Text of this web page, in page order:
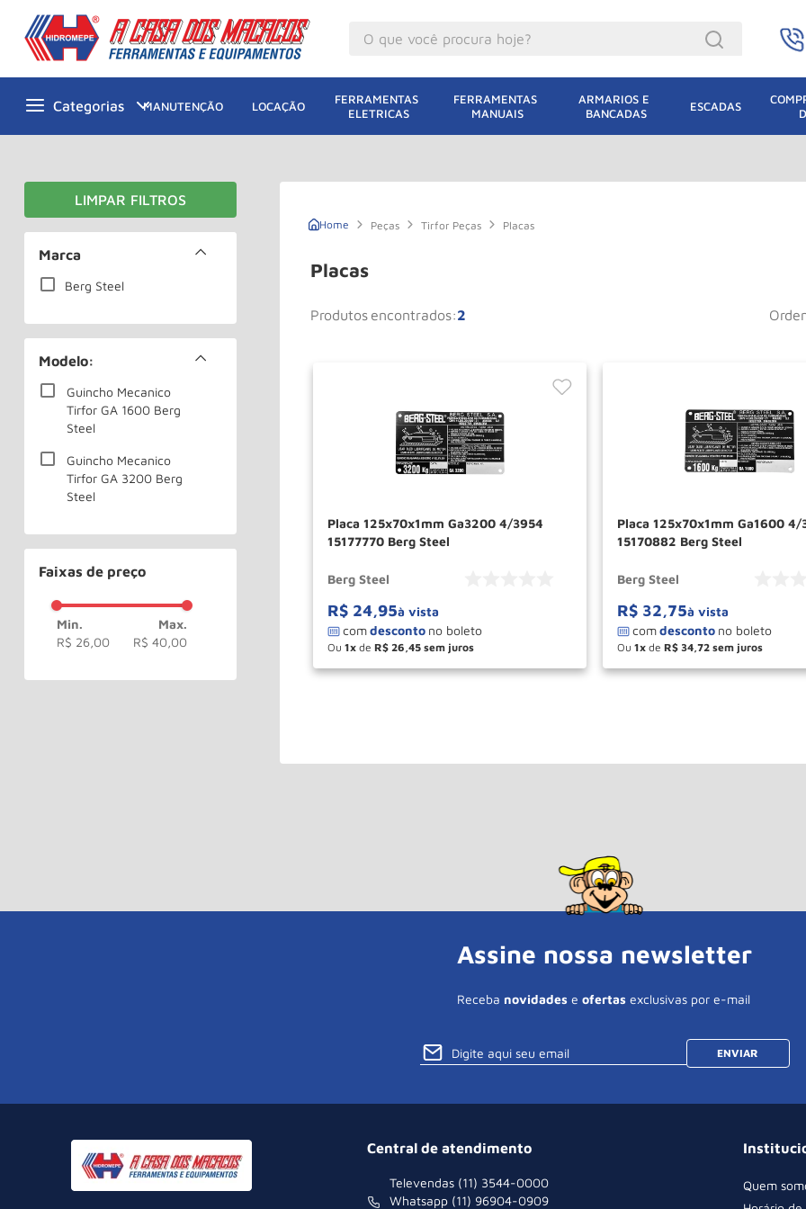
MANUTENÇÃO LOCAÇÃO
FERRAMENTAS
ELETRICAS
FERRAMENTAS
MANUAIS
ARMARIOS E
BANCADAS
ESCADAS
Marca
Berg Steel
Modelo:
Guincho Mecanico
Tirfor GA 1600 Berg
Steel
Guincho Mecanico
Tirfor GA 3200 Berg
Steel
Faixas de preço
R$ 26,00 R$ 40,00
Peças Tirfor Peças Placas
Placas
2
Produtos
Placa 125x70x1mm Ga3200 4/3954
15177770 Berg Steel
Berg Steel
R$ 24,95à vista
Ou 1 de R$ 26 45
＋
－ COMPRAR
Placa 125x70x1mm Ga1600 4/
15170882 Berg Steel
Berg Steel
R$ 32,75à vista
Ou 1 de R$ 34, 72
＋
－
Assine nossa newsletter
Receba novidades e ofertas exclusivas por e-mail
ENVIAR
Central de atendimento
Televendas (11) 3544-0000
Whatsapp (11) 96904-0909
Quem
1º Macacos
º Macaco Jacare
8 º Talha